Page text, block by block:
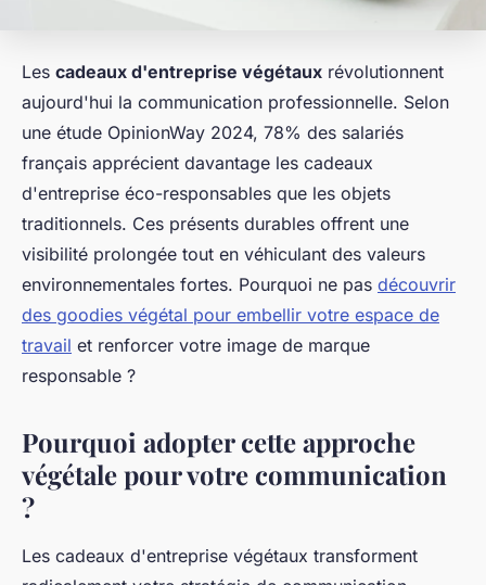
Les cadeaux d'entreprise végétaux révolutionnent
aujourd'hui la communication professionnelle. Selon
une étude OpinionWay 2024, 78% des salariés
français apprécient davantage les cadeaux
d'entreprise éco-responsables que les objets
traditionnels. Ces présents durables offrent une
visibilité prolongée tout en véhiculant des valeurs
environnementales fortes. Pourquoi ne pas découvrir
des goodies végétal pour embellir votre espace de
travail et renforcer votre image de marque
responsable ?
Pourquoi adopter cette approche
végétale pour votre communication
?
Les cadeaux d'entreprise végétaux transforment